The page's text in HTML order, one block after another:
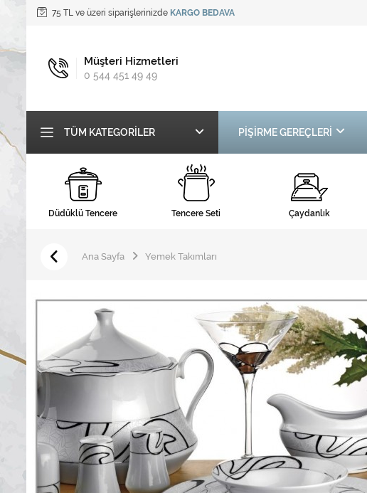
75 TL ve üzeri siparişlerinizde KARGO BEDAVA
Müşteri Hizmetleri
0 544 451 49 49
TÜM KATEGORILER PİŞİRME GEREÇLERİ
Düdüklü Tencere Tencere Seti Çaydanlık
Ana Sayfa Yemek Takımları